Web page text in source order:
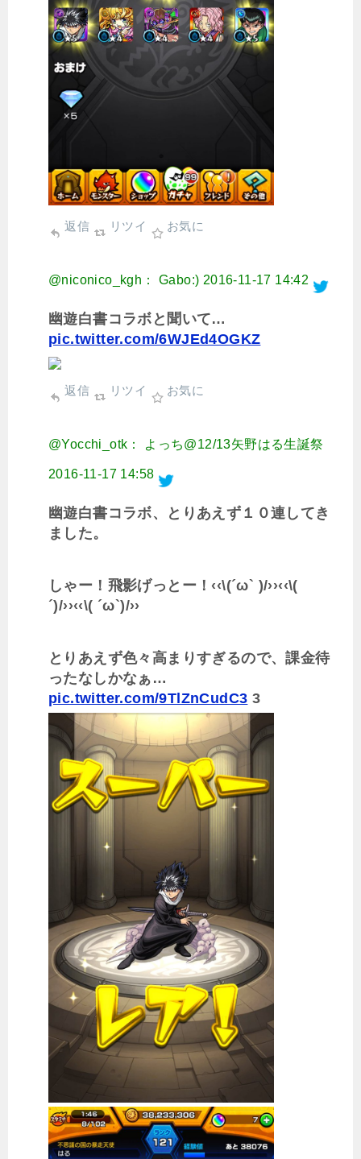
返信 リツイ お気に
@niconico_kgh： Gabo:) 2016-11-17 14:42
幽遊白書コラボと聞いて…
pic.twitter.com/6WJEd4OGKZ
返信 リツイ お気に
@Yocchi_otk： よっち@12/13矢野はる生誕祭
2016-11-17 14:58
幽遊白書コラボ、とりあえず１０連してき
ました。
しゃー！飛影げっとー！‹‹\(´ω` )/››‹‹\(
´)/››‹‹\( ´ω`)/››
とりあえず色々高まりすぎるので、課金待
ったなしかなぁ…
pic.twitter.com/9TlZnCudC3 3